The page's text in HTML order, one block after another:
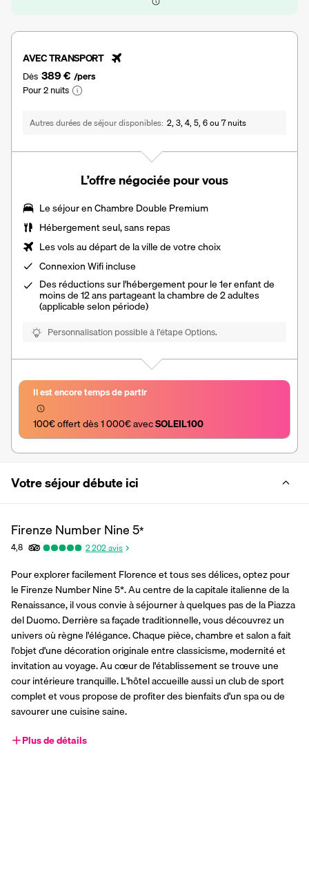
AVEC TRANSPORT
Dès 389 € /pers
Pour 2 nuits
Autres durées de séjour disponibles 2, 3, 4, 5, 6 ou 7 nuits
L’offre négociée pour vous
Le séjour enChambre Double Premium
Hébergement seul, sans repas
Les vols au départ de la ville de votre choix
Connexion Wifi incluse
Des réductions sur l'hébergement pour le 1er enfant de
moins de 12 ans partageant la chambre de 2 adultes
(applicable selon période)
Personnalisation possible à l’étape Options.
Il est encore temps de partir
100€ offert dès 1 000€ avec SOLEIL100
Votre séjour débute ici
Firenze Number Nine5*
4,8 2 202avis
Pour explorer facilement Florence et tous ses délices, optez pour
le Firenze Number Nine 5*. Au centre de la capitale italienne de la
Renaissance, il vous convie à séjourner à quelques pas de la Piazza
del Duomo. Derrière sa façade traditionnelle, vous découvrez un
univers où règne l'élégance. Chaque pièce, chambre et salon a fait
l'objet d'une décoration originale entre classicisme, modernité et
invitation au voyage. Au cœur de l'établissement se trouve une
cour intérieure tranquille. L'hôtel accueille aussi un club de sport
complet et vous propose de profiter des bienfaits d'un spa ou de
savourer une cuisine saine.
Plus de détails